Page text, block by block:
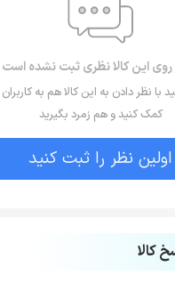
روی این کالا نظری ثبت نشده است
با نظر دادن به این کالا هم به
کمک کنید و هم زمرد بگیرید
اولین نظر را ثبت کنید
کالا